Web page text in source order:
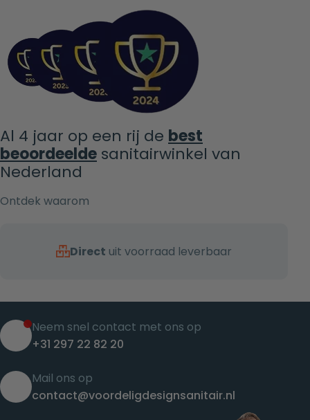
Al 4 jaar op een rij de best
beoordeelde sanitairwinkel van
Nederland
Ontdek waarom
Direct uit voorraad leverbaar
Neem snel contact met ons op
+31 297 22 82 20
Mail ons op
contact@voordeligdesignsanitair.nl